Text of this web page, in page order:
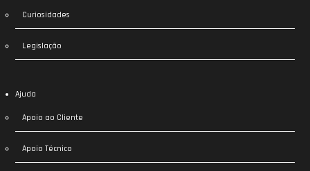
Curiosidades
Legislação
Ajuda
Apoio ao Cliente
Apoio Técnico